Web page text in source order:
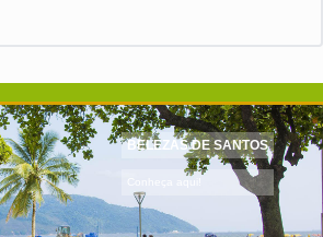
BELEZAS DE SANTOS